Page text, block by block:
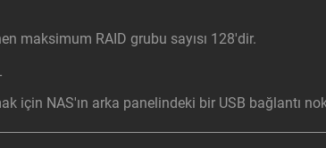
maksimum RAID grubu sayısı 128'dir.
için NAS'ın arka panelindeki bir USB bağlantı